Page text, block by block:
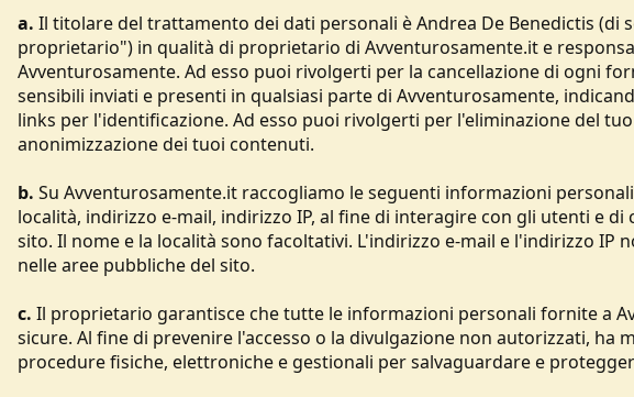
a. Il titolare del trattamento dei dati personali è Andrea De Benedictis (di
proprietario") in qualità di proprietario di Avventurosamente.it e
Avventurosamente. Ad esso puoi rivolgerti per la cancellazione di ogni
sensibili inviati e presenti in qualsiasi parte di Avventurosamente,
links per l'identificazione. Ad esso puoi rivolgerti per l'eliminazione del
anonimizzazione dei tuoi contenuti.
b. Su Avventurosamente.it raccogliamo le seguenti informazioni
località, indirizzo e-mail, indirizzo IP, al fine di interagire con gli utenti e
sito. Il nome e la località sono facoltativi. L'indirizzo e-mail e l'indirizzo IP
nelle aree pubbliche del sito.
c. Il proprietario garantisce che tutte le informazioni personali fornite a
sicure. Al fine di prevenire l'accesso o la divulgazione non autorizzati, ha
procedure fisiche, elettroniche e gestionali per salvaguardare e